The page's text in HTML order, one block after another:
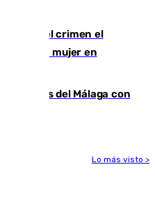
autor del crimen el
de una mujer en
del Málaga con
Lo más visto >